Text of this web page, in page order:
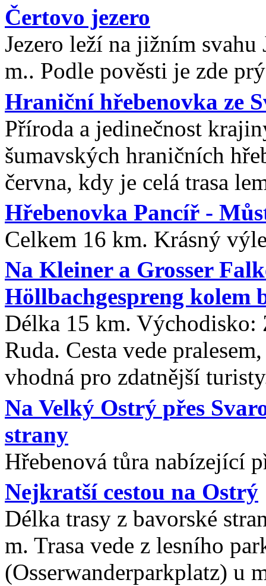
Čertovo jezero
Jezero leží na jižním
m.. Podle pověsti je zde
Hraniční hřebenovka ze
Příroda a jedinečnost
šumavských hraničních
června, kdy je celá trasa
Hřebenovka Pancíř -
Celkem 16 km. Krásný
Na Kleiner a Grosser
Höllbachgespreng kolem
Délka 15 km. Východisko:
Ruda. Cesta vede
vhodná pro zdatnější
Na Velký Ostrý přes
strany
Hřebenová tůra nabízející
Nejkratší cestou na Ostrý
Délka trasy z bavorské
m. Trasa vede z lesního
(Osserwanderparkplatz) u